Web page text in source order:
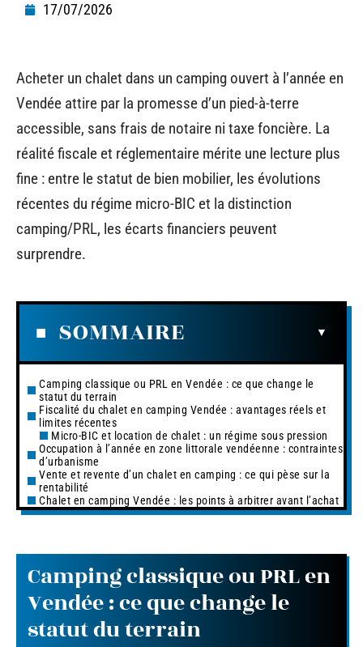
17/07/2026
Acheter un chalet dans un camping ouvert à l’année en
Vendée attire par la promesse d’un pied-à-terre
accessible, sans frais de notaire ni taxe foncière. La
réalité fiscale et réglementaire mérite une lecture plus
fine : entre le statut de bien mobilier, les évolutions
récentes du régime micro-BIC et la distinction
camping/PRL, les écarts financiers peuvent
surprendre.
SOMMAIRE
Camping classique ou PRL en Vendée : ce que change le
statut du terrain
Fiscalité du chalet en camping Vendée : avantages réels et
limites récentes
Micro-BIC et location de chalet : un régime sous pression
Occupation à l’année en zone littorale vendéenne : contraintes
d’urbanisme
Vente et revente d’un chalet en camping : ce qui pèse sur la
rentabilité
Chalet en camping Vendée : les points à arbitrer avant l’achat
Camping classique ou PRL en
Vendée : ce que change le
statut du terrain